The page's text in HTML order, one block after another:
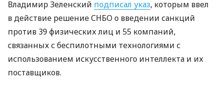
Владимир Зеленский подписал указ, которым ввел
в действие решение СНБО о введении санкций
против 39 физических лиц и 55 компаний,
связанных с беспилотными технологиями с
использованием искусственного интеллекта и их
поставщиков.